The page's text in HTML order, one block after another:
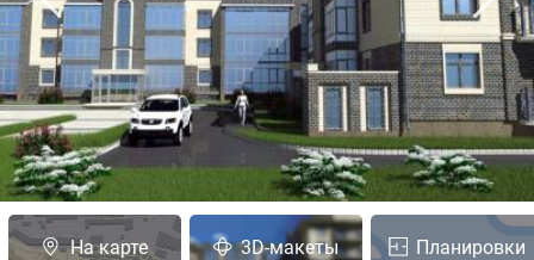
На карте 3D-макеты Планировки